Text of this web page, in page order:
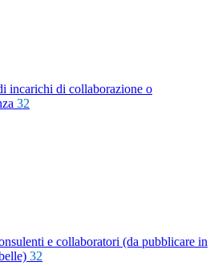
incarichi di collaborazione o
32
e collaboratori (da pubblicare in
32